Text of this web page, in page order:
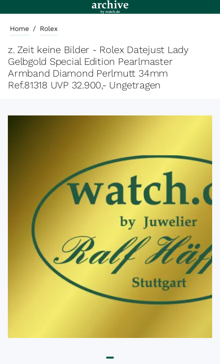
Home / Rolex
z. Zeit keine Bilder - Rolex Datejust Lady
Gelbgold Special Edition Pearlmaster
Armband Diamond Perlmutt 34mm
Ref.81318 UVP 32.900,- Ungetragen